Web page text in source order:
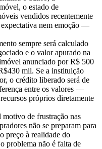
o estado de
vendidos recentemente
expectativa nem emoção —
sempre será calculado
e o valor apurado na
anunciado por R$ 500
mil. Se a instituição
o crédito liberado será de
entre os valores —
próprios diretamente
motivo de frustração nas
não se preparam para
preço à realidade do
problema não é falta de